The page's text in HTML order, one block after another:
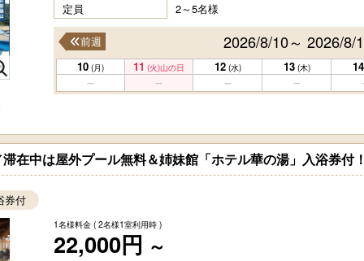
定員 2～5名様
2026/8/10～ 2026/8/
前週
10 (月) 11 (火)山の日 12 (水) 13 (木) 14
在中は屋外プール無料＆姉妹館「ホテル華の湯」入浴券付
券付
1名様料金 ( 2名様1室利用時 )
22,000円 ～